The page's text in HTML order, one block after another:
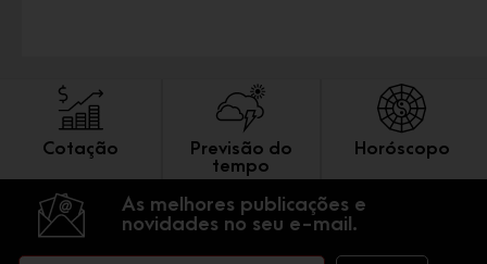
Cotação
Previsão do
tempo
Horóscopo
As melhores publicações e
novidades no seu e-mail.